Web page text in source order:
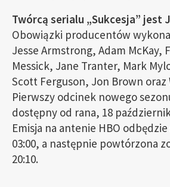
Twórcą serialu „Sukcesja” jest
Obowiązki producentów
Jesse Armstrong, Adam McKay,
Messick, Jane Tranter, Mark
Scott Ferguson, Jon Brown oraz
Pierwszy odcinek nowego
dostępny od rana, 18
Emisja na antenie HBO
03:00, a następnie powtórzona
20:10.